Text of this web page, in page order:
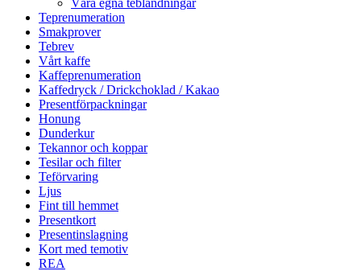
Våra egna teblandningar
Teprenumeration
Smakprover
Tebrev
Vårt kaffe
Kaffeprenumeration
Kaffedryck / Drickchoklad / Kakao
Presentförpackningar
Honung
Dunderkur
Tekannor och koppar
Tesilar och filter
Teförvaring
Ljus
Fint till hemmet
Presentkort
Presentinslagning
Kort med temotiv
REA